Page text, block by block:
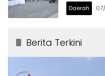
Daerah
Berita Terkini